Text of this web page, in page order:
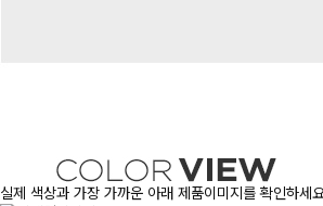
실제 색상과 가장 가까운 아래 제품이미지를 확인하세